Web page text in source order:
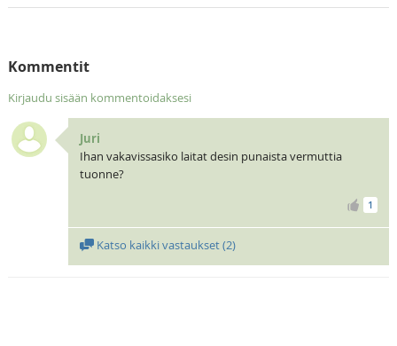
Kommentit
Kirjaudu sisään kommentoidaksesi
Juri
Ihan vakavissasiko laitat desin punaista vermuttia
tuonne?
1
Katso kaikki vastaukset (2)